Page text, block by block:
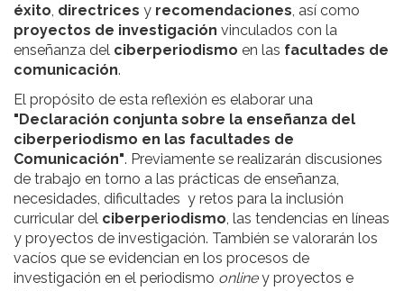
éxito, directrices y recomendaciones, así como
proyectos de investigación vinculados con la
enseñanza del ciberperiodismo en las facultades de
comunicación.
El propósito de esta reflexión es elaborar una
"Declaración conjunta sobre la enseñanza del
ciberperiodismo en las facultades de
Comunicación". Previamente se realizarán discusiones
de trabajo en torno a las prácticas de enseñanza,
necesidades, dificultades y retos para la inclusión
curricular del ciberperiodismo, las tendencias en líneas
y proyectos de investigación. También se valorarán los
vacíos que se evidencian en los procesos de
investigación en el periodismo onliney proyectos e